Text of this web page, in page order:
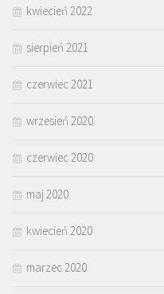
kwiecień 2022
sierpień 2021
czerwiec 2021
wrzesień 2020
czerwiec 2020
maj 2020
kwiecień 2020
marzec 2020